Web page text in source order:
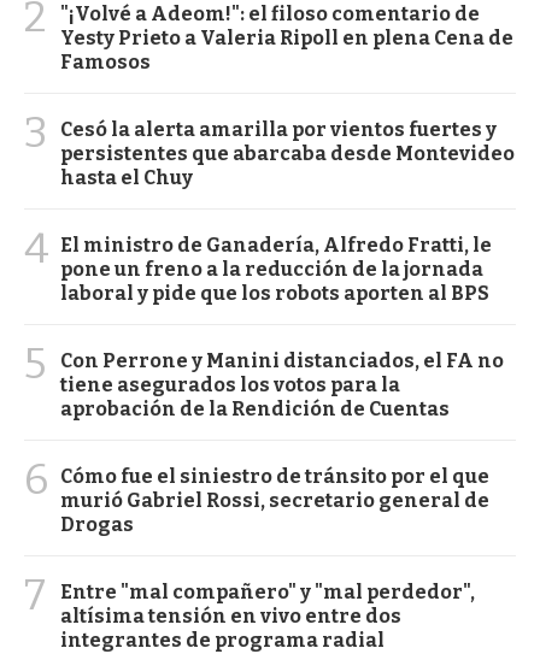
2
"¡Volvé a Adeom!": el filoso comentario de
Yesty Prieto a Valeria Ripoll en plena Cena de
Famosos
3
Cesó la alerta amarilla por vientos fuertes y
persistentes que abarcaba desde Montevideo
hasta el Chuy
4 El ministro de Ganadería, Alfredo Fratti, le
pone un freno a la reducción de la jornada
laboral y pide que los robots aporten al BPS
5
Con Perrone y Manini distanciados, el FA no
tiene asegurados los votos para la
aprobación de la Rendición de Cuentas
6
Cómo fue el siniestro de tránsito por el que
murió Gabriel Rossi, secretario general de
Drogas
7
Entre "mal compañero" y "mal perdedor",
altísima tensión en vivo entre dos
integrantes de programa radial